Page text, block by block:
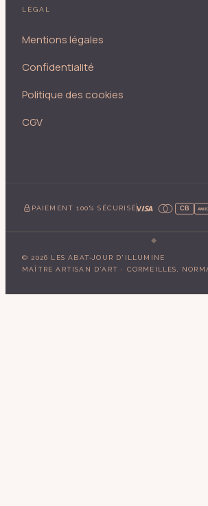
LÉGAL
Mentions légales
Confidentialité
Politique des cookies
CGV
PAIEMENT 100% SÉCURISÉ CB
© 2026 LES ABAT-JOUR D'ILLUMINE
MAÎTRE ARTISAN D'ART · CORMEILLES,